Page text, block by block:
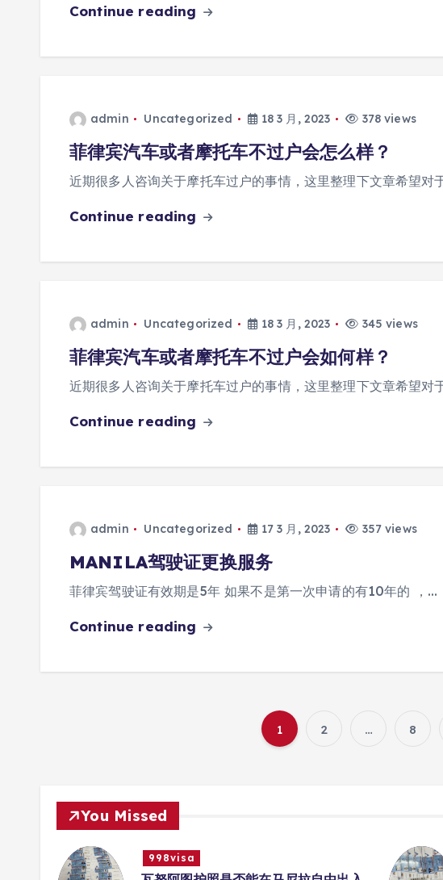
Continue reading
admin Uncategorized 18 3 月, 2023 378 views
菲律宾汽车或者摩托车不过户会怎么样？
近期很多人咨询关于摩托车过户的事情，这里整理下文章希望对
Continue reading
admin Uncategorized 18 3 月, 2023 345 views
菲律宾汽车或者摩托车不过户会如何样？
近期很多人咨询关于摩托车过户的事情，这里整理下文章希望对
Continue reading
admin Uncategorized 17 3 月, 2023 357 views
MANILA驾驶证更换服务
菲律宾驾驶证有效期是5年 如果不是第一次申请的有10年的 ，…
Continue reading
分
1 2 … 8
You Missed
998visa